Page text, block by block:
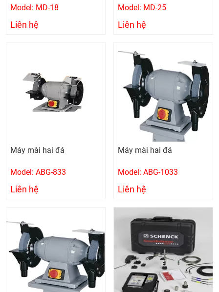
Model: MD-18
Liên hệ
Model: MD-25
Liên hệ
Máy mài hai đá
Model: ABG-833
Liên hệ
Máy mài hai đá
Model: ABG-1033
Liên hệ